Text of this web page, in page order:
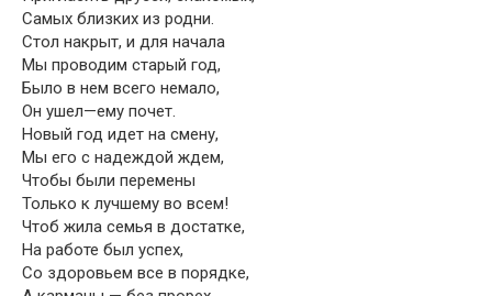
Самых близких из родни.
Стол накрыт, и для начала
Мы проводим старый год,
Было в нем всего немало,
Он ушел—ему почет.
Новый год идет на смену,
Мы его с надеждой ждем,
Чтобы были перемены
Только к лучшему во всем!
Чтоб жила семья в достатке,
На работе был успех,
Со здоровьем все в порядке,